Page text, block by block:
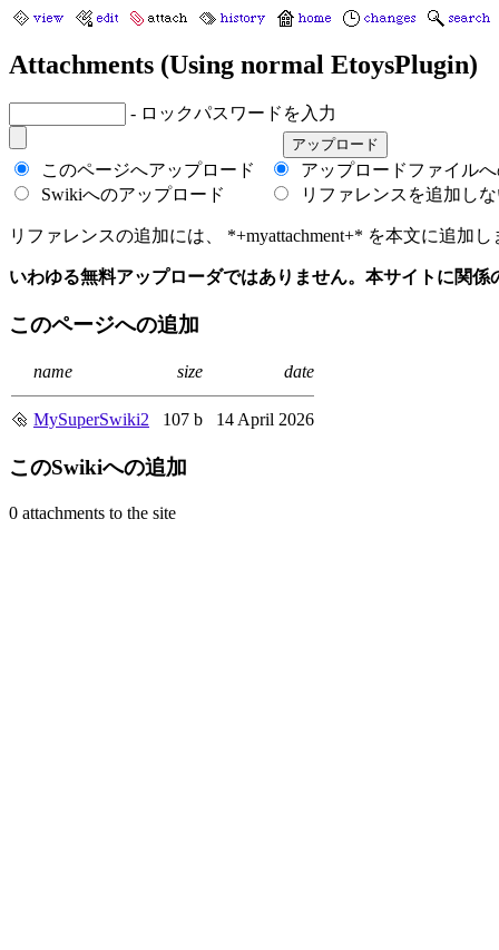
Attachments (Using normal EtoysPlugin)
- ロックパスワードを入力
このページへアップロード
Swikiへのアップロード
アップロードファイル
リファレンスを追加し
リファレンスの追加には、 *+myattachment+* を本文に追加
いわゆる無料アップローダではありません。本サイトに関
このページへの追加
name size date
MySuperSwiki2 107 b 14 April 2026
このSwikiへの追加
0 attachments to the site